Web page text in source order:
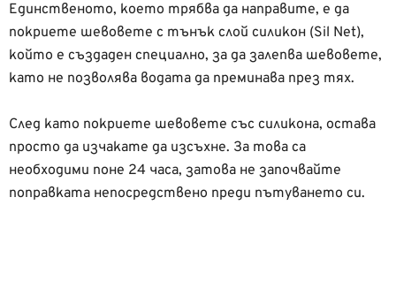
Единственото, което трябва да направите, е да
покриете шевовете с тънък слой силикон (Sil Net),
който е създаден специално, за да залепва шевовете,
като не позволява водата да преминава през тях.
След като покриете шевовете със силикона, остава
просто да изчакате да изсъхне. За това са
необходими поне 24 часа, затова не започвайте
поправката непосредствено преди пътуването си.